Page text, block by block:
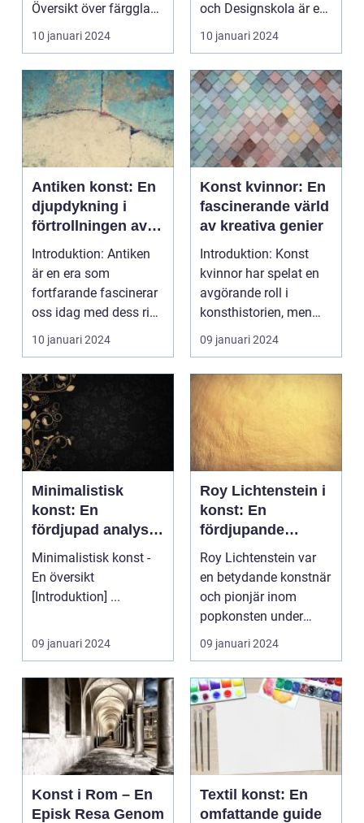
Översikt över färgglad
konst Färggla...
10 januari 2024
och Designskola är en
framstående
institution ...
10 januari 2024
Antiken konst: En
djupdykning i
förtrollningen av
det förflutna
Introduktion: Antiken
är en era som
fortfarande fascinerar
oss idag med dess rika
kulturarv och este...
10 januari 2024
Konst kvinnor: En
fascinerande värld
av kreativa genier
Introduktion: Konst
kvinnor har spelat en
avgörande roll i
konsthistorien, men
deras betydelse har a...
09 januari 2024
Minimalistisk
konst: En
fördjupad analys
av en
konstriktning
Minimalistisk konst -
En översikt
[Introduktion] ...
09 januari 2024
Roy Lichtenstein i
konst: En
fördjupande
översikt
Roy Lichtenstein var
en betydande konstnär
och pionjär inom
popkonsten under
1900-talet. Hans verk,
09 januari 2024
Konst i Rom – En
Episk Resa Genom
Textil konst: En
omfattande guide